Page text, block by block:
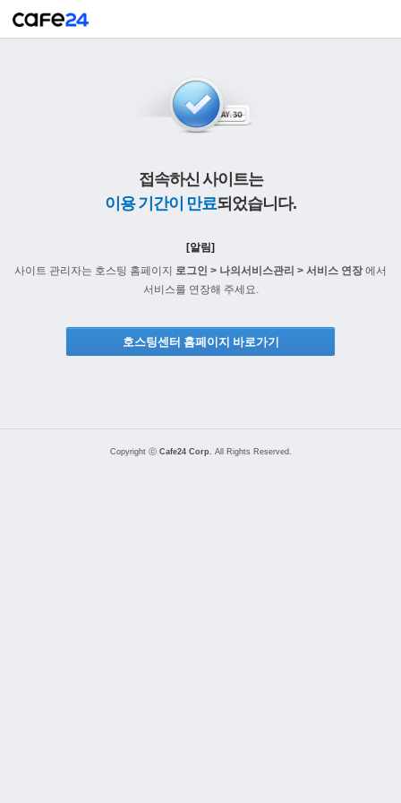
접속하신 사이트는
이용 기간이 만료되었습니다.
[알림]
사이트 관리자는 호스팅 홈페이지 로그인 > 나의서비스관리 > 서비스 연장에서
서비스를 연장해 주세요.
호스팅센터 홈페이지 바로가기
Copyright ⓒ Cafe24 Corp. All Rights Reserved.